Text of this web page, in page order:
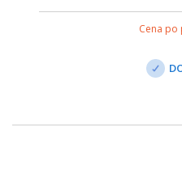
Cena po